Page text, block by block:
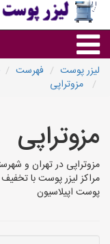
لیزر پوست فهرست
مزوتراپی
مزوتراپی
مزوتراپی در تهران و
مراکز لیزر پوست با
پوست اپیلاسیون